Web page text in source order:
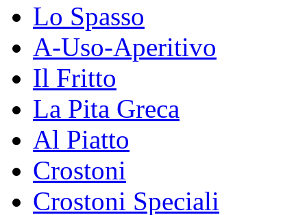
Lo Spasso
A-Uso-Aperitivo
Il Fritto
La Pita Greca
Al Piatto
Crostoni
Crostoni Speciali